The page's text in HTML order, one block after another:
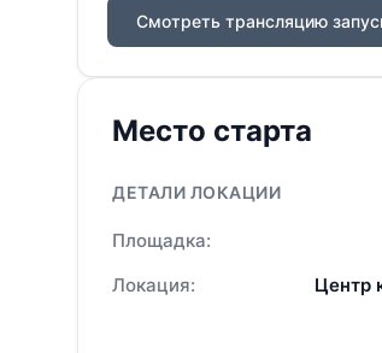
Смотреть трансляцию
Место старта
ДЕТАЛИ ЛОКАЦИИ
Площадка:
Локация:
Центр